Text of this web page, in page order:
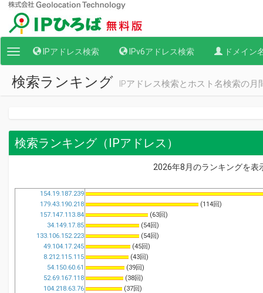
Toggle
navigation
IPアドレス検索 IPv6アドレス検索 ドメイン
検索ランキング IPアドレス検索とホスト名検索の
検索ランキング（IPアドレス）
2026年8月のランキングを表
154.19.187.239
179.43.190.218
(114回)
157.147.113.84
(63回)
34.149.17.85
(54回)
133.106.152.223
(54回)
49.104.17.245
(45回)
8.212.115.115
(43回)
54.150.60.61
(39回)
52.69.167.118
(38回)
104.218.63.76
(37回)